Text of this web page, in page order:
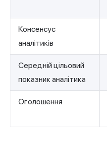
Консенсус
аналітиків
Середній цільовий
показник аналітика
Оголошення